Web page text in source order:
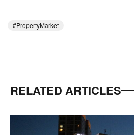
PropertyMarket
RELATED ARTICLES